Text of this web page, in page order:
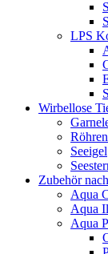
LPS
Wirbellose
Seeigel
Zubehör
Aqua
Aqua
Aqua